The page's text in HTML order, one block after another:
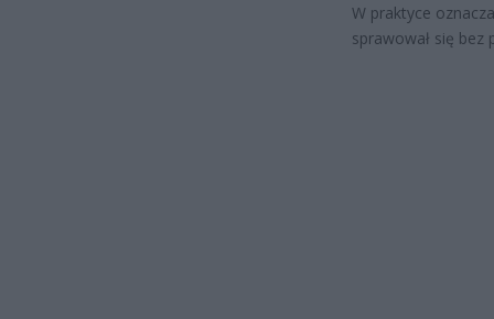
W praktyce
sprawował się bez